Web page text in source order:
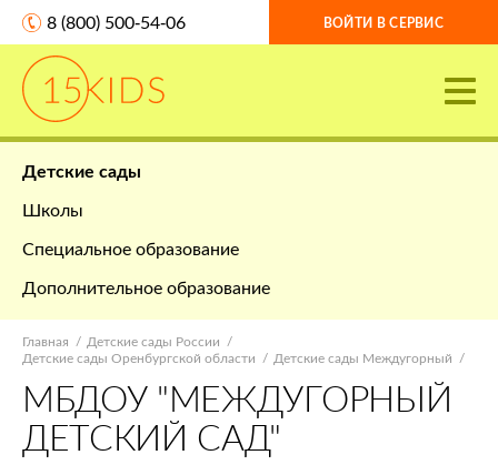
8 (800) 500-54-06 ВОЙТИ В СЕРВИС
Детские сады
Школы
Специальное образование
Дополнительное образование
Главная
Детские сады России
Детские сады Оренбургской области
Детские сады Междугорный
МБДОУ "МЕЖДУГОРНЫЙ
ДЕТСКИЙ САД"